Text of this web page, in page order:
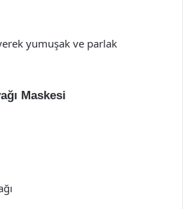
yumuşak ve parlak
Maskesi